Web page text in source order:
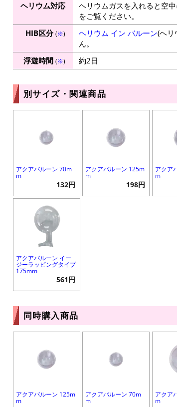
ヘリウム対応
ヘリウムガスを入れると空
をご覧ください。
HIB区分(※) ヘリウム イン バルーン(ヘリ
ん。
浮遊時間 (※) 約2日
別サイズ・関連商品
アクアバルーン 70m
m
132円
アクアバルーン 125m
m
198円
アクア
m
アクアバルーン イー
ジーラッピングタイプ
175mm
561円
同時購入商品
アクアバルーン 125m
m
アクアバルーン 70m
m
アクア
m